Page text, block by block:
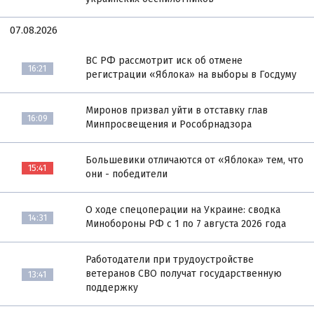
07.08.2026
16:21
ВС РФ рассмотрит иск об отмене
регистрации «Яблока» на выборы в Госдуму
16:09
Миронов призвал уйти в отставку глав
Минпросвещения и Рособрнадзора
15:41
Большевики отличаются от «Яблока» тем, что
они - победители
14:31
О ходе спецоперации на Украине: сводка
Минобороны РФ с 1 по 7 августа 2026 года
13:41
Работодатели при трудоустройстве
ветеранов СВО получат государственную
поддержку